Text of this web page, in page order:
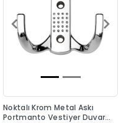
Noktalı Krom Metal Askı
Portmanto Vestiyer Duvar